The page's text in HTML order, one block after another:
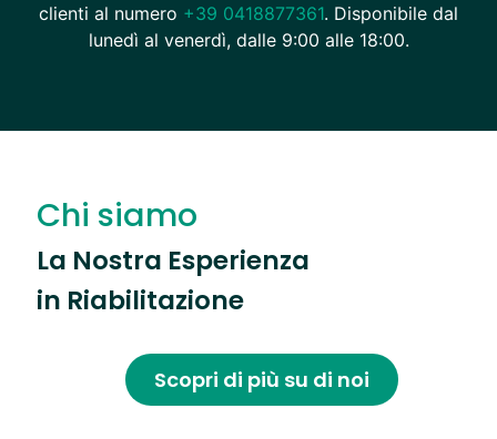
clienti al numero +39 0418877361. Disponibile dal
lunedì al venerdì, dalle 9:00 alle 18:00.
Chi siamo
La Nostra Esperienza
in Riabilitazione
Scopri di più su di noi